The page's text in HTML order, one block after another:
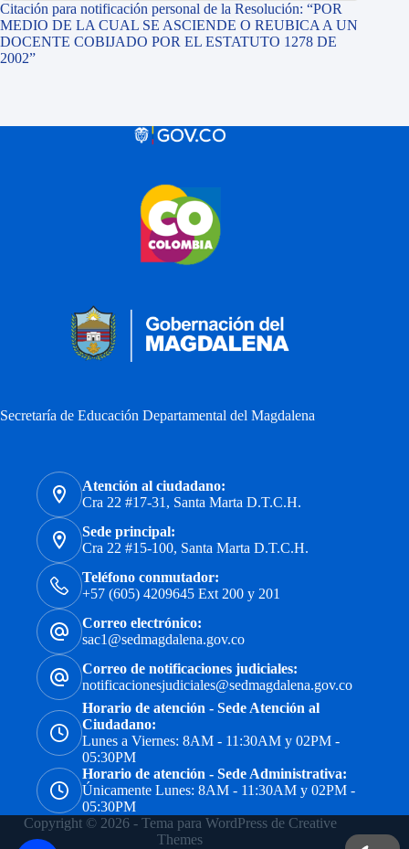
Citación para notificación personal de la Resolución: “POR
MEDIO DE LA CUAL SE ASCIENDE O REUBICA A UN
DOCENTE COBIJADO POR EL ESTATUTO 1278 DE
2002”
Secretaría de Educación Departamental del Magdalena
Atención al ciudadano:
Cra 22 #17-31, Santa Marta D.T.C.H.
Sede principal:
Cra 22 #15-100, Santa Marta D.T.C.H.
Teléfono conmutador:
+57 (605) 4209645 Ext 200 y 201
Correo electrónico:
sac1@sedmagdalena.gov.co
Correo de notificaciones judiciales:
notificacionesjudiciales@sedmagdalena.gov.co
Horario de atención - Sede Atención al
Ciudadano:
Lunes a Viernes: 8AM - 11:30AM y 02PM -
05:30PM
Horario de atención - Sede Administrativa:
Únicamente Lunes: 8AM - 11:30AM y 02PM -
05:30PM
Copyright © 2026 - Tema para WordPress de Creative
Themes